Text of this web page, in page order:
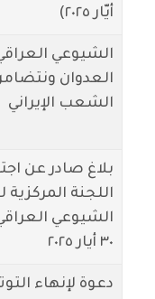
أيّار ٢٠٢٥)
الشيوعي
العدوان
الشعب الإيراني
بلاغ صادر عن
اللجنة المركزية
الشيوعي
٣٠ أيار ٢٠٢٥
دعوة لإنهاء